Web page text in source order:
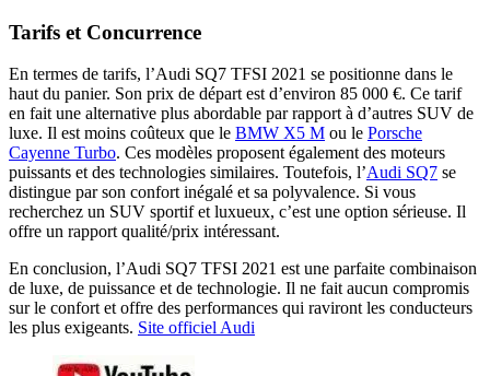
Tarifs et Concurrence
En termes de tarifs, l’Audi SQ7 TFSI 2021 se positionne dans le
haut du panier. Son prix de départ est d’environ 85 000 €. Ce tarif
en fait une alternative plus abordable par rapport à d’autres SUV de
luxe. Il est moins coûteux que le BMW X5 M ou le Porsche
Cayenne Turbo. Ces modèles proposent également des moteurs
puissants et des technologies similaires. Toutefois, l’Audi SQ7 se
distingue par son confort inégalé et sa polyvalence. Si vous
recherchez un SUV sportif et luxueux, c’est une option sérieuse. Il
offre un rapport qualité/prix intéressant.
En conclusion, l’Audi SQ7 TFSI 2021 est une parfaite combinaison
de luxe, de puissance et de technologie. Il ne fait aucun compromis
sur le confort et offre des performances qui raviront les conducteurs
les plus exigeants. Site officiel Audi